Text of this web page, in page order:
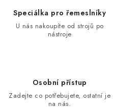
NÁSTROJE PRO ŘEZÁNÍ KOVU
Moje objednávka
Speciálka pro řemeslníky
U nás nakoupíte od strojů po
nástroje
Osobní přístup
Zadejte co potřebujete, ostatní je
na nás.